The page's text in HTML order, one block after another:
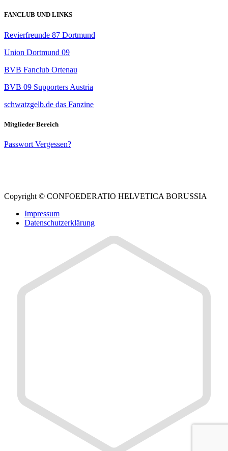
FANCLUB UND LINKS
Revierfreunde 87 Dortmund
Union Dortmund 09
BVB Fanclub Ortenau
BVB 09 Supporters Austria
schwatzgelb.de das Fanzine
Mitglieder Bereich
Passwort Vergessen?
Copyright © CONFOEDERATIO HELVETICA BORUSSIA
Impressum
Datenschutzerklärung